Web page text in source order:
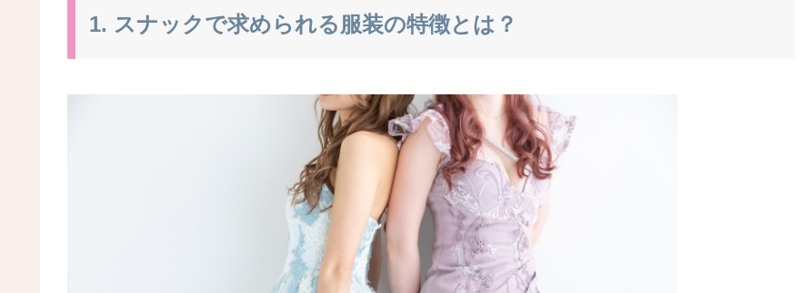
1. スナックで求められる服装の特徴とは？